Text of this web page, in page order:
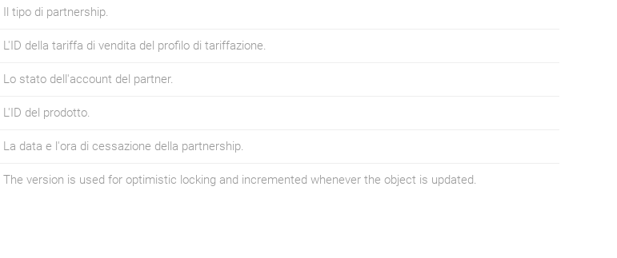
Il tipo di partnership.
L'ID della tariffa di vendita del profilo di tariffazione.
Lo stato dell'account del partner.
L'ID del prodotto.
La data e l'ora di cessazione della partnership.
The version is used for optimistic locking and incremented whenever the object is updated.